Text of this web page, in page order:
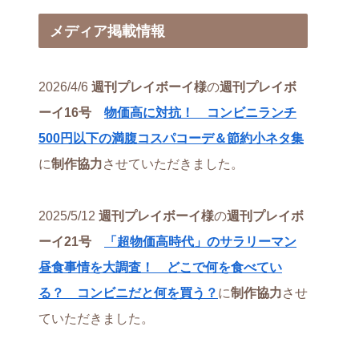
メディア掲載情報
2026/4/6 週刊プレイボーイ様の週刊プレイボ
ーイ16号 物価高に対抗！ コンビニランチ
500円以下の満腹コスパコーデ＆節約小ネタ集
に制作協力させていただきました。
2025/5/12 週刊プレイボーイ様の週刊プレイボ
ーイ21号
「超物価高時代」のサラリーマン
昼食事情を大調査！ どこで何を食べてい
る？ コンビニだと何を買う？ に制作協力させ
ていただきました。